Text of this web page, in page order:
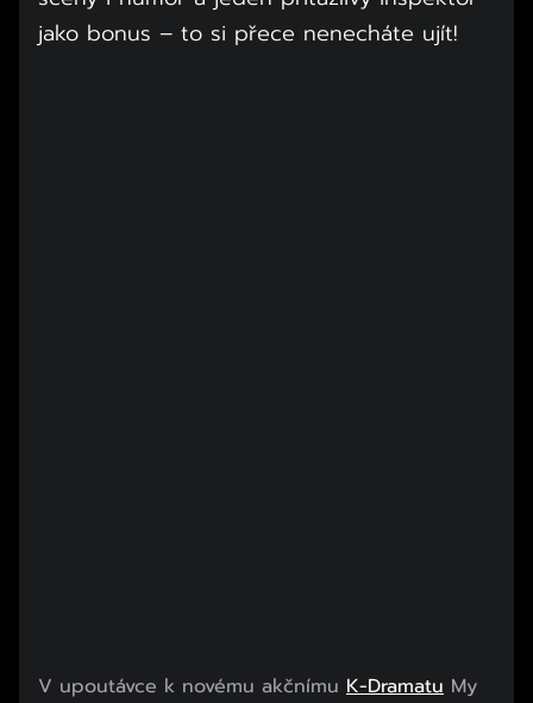
jako bonus – to si přece nenecháte ujít!
V upoutávce k novému akčnímu K-Dramatu My